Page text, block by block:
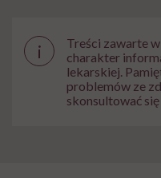
i
Treści zawarte
charakter
lekarskiej.
problemów ze
skonsultować się